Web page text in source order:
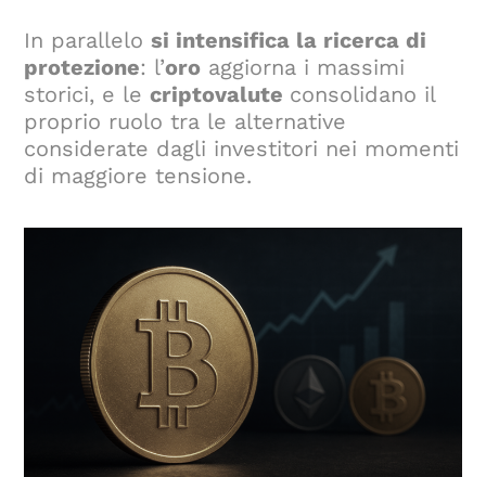
In parallelosi intensifica la ricerca di
protezione: l’oro aggiorna i massimi
storici, e lecriptovalute consolidano il
proprio ruolo tra le alternative
considerate dagli investitori nei momenti
di maggiore tensione.